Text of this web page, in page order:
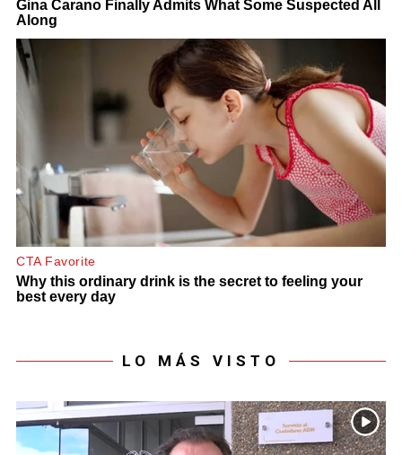
LO MÁS VISTO